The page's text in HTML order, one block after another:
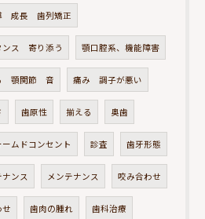
成長 歯列矯正
ンス 寄り添う 顎口腔系、機能障害
顎関節 音 痛み 調子が悪い
歯原性 揃える 奥歯
ムドコンセント 診査 歯牙形態
ナンス メンテナンス 咬み合わせ
歯肉の腫れ 歯科治療